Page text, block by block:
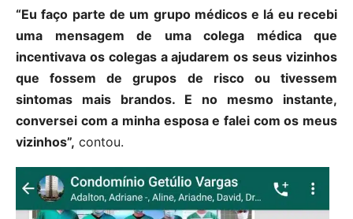
“Eu faço parte de um grupo médicos e lá eu recebi
uma mensagem de uma colega médica que
incentivava os colegas a ajudarem os seus vizinhos
que fossem de grupos de risco ou tivessem
sintomas mais brandos. E no mesmo instante,
conversei com a minha esposa e falei com os meus
vizinhos”, contou.